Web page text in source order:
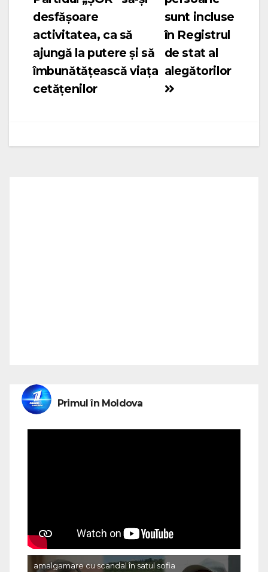
articole
sunt incluse
în Registrul
de stat al
alegătorilor
desfășoare
activitatea, ca să
ajungă la putere și să
îmbunătățească viața
cetățenilor
Primul în Moldova
amalgamare cu scandal în satul sofia